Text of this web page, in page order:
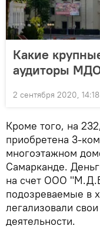
Какие
аудиторы
2 сентября 2020, 14:18
Кроме того, на
приобретена 3-
многоэтажном
Самарканде.
на счет ООО
подозреваемые в
легализовали
деятельности.